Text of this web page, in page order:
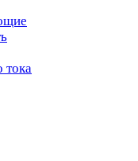
тока